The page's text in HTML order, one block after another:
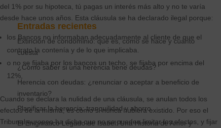
del 1% por su hipoteca, tú pagas un interés más alto y no te varía
desde hace unos años. Esta cláusula se ha declarado ilegal porque:
los Bancos no informaban adecuadamente al cliente de que el
contrato la contenía y de lo que implicaba.
o no se fijaba por los bancos un techo, se fijaba por encima del
12%,
Cuando se declara la nulidad de una cláusula, se anulan todos los
efectos de la misma, es como si nunca hubiera existido. Por eso el
Tribunal europeo ha dicho que no se pueden limitar los efectos, y fijar
Entradas recientes
Extinción de condominio: qué es, cómo se hace y cuánto
cuesta
¿Cómo saber si una herencia tiene deudas?
Herencia con deudas: ¿renunciar o aceptar a beneficio de
inventario?
Planificar la herencia: tranquilidad y ahorro
El Enigmático Legado de Isabel: Una Historia de Amor y